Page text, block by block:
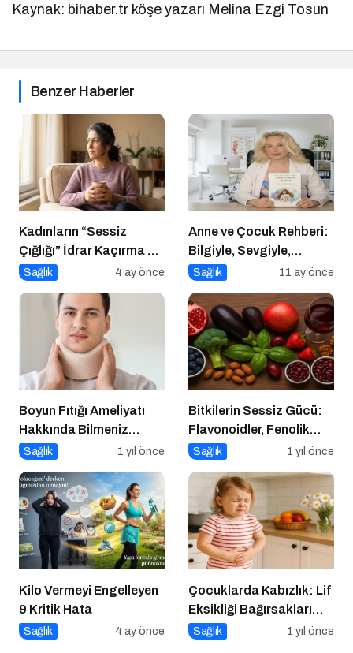
Kaynak: bihaber.tr köşe yazarı Melina Ezgi Tosun
Benzer Haberler
Kadınların “Sessiz
Çığlığı” İdrar Kaçırma Bir
Kader Değil!
Sağlık 4 ay önce
Anne ve Çocuk Rehberi:
Bilgiyle, Sevgiyle,
Güvenle
Sağlık 11 ay önce
Boyun Fıtığı Ameliyatı
Hakkında Bilmeniz
Gereken Her Şey
Sağlık 1 yıl önce
Bitkilerin Sessiz Gücü:
Flavonoidler, Fenolik
Asitler ve Diğer
Sağlık 1 yıl önce
Kilo Vermeyi Engelleyen
9 Kritik Hata
Sağlık 4 ay önce
Çocuklarda Kabızlık: Lif
Eksikliği Bağırsakları
Nasıl Yavaşlatır?
Sağlık 1 yıl önce